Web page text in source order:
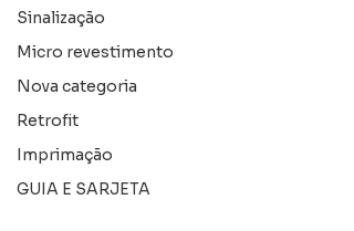
Sinalização
Micro revestimento
Nova categoria
Retrofit
Imprimação
GUIA E SARJETA